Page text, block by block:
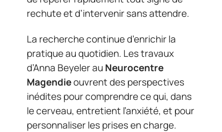
rechute et d’intervenir sans attendre.
La recherche continue d’enrichir la
pratique au quotidien. Les travaux
d’Anna Beyeler au Neurocentre
Magendieouvrent des perspectives
inédites pour comprendre ce qui, dans
le cerveau, entretient l’anxiété, et pour
personnaliser les prises en charge.